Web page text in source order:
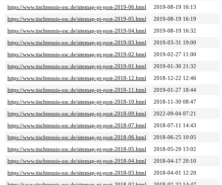
https://www.tischtennis-osc.de/sitemap-pt-post-2019-06.html
2019-08-19 16:13
https://www.tischtennis-osc.de/sitemap-pt-post-2019-05.html
2019-08-19 16:19
https://www.tischtennis-osc.de/sitemap-pt-post-2019-04.html
2019-08-19 16:32
https://www.tischtennis-osc.de/sitemap-pt-post-2019-03.html
2019-03-31 19:00
https://www.tischtennis-osc.de/sitemap-pt-post-2019-02.html
2019-02-27 11:00
https://www.tischtennis-osc.de/sitemap-pt-post-2019-01.html
2019-01-30 21:32
https://www.tischtennis-osc.de/sitemap-pt-post-2018-12.html
2018-12-22 12:46
https://www.tischtennis-osc.de/sitemap-pt-post-2018-11.html
2019-01-27 18:44
https://www.tischtennis-osc.de/sitemap-pt-post-2018-10.html
2018-11-30 08:47
https://www.tischtennis-osc.de/sitemap-pt-post-2018-09.html
2022-09-04 07:21
https://www.tischtennis-osc.de/sitemap-pt-post-2018-07.html
2018-07-11 14:43
https://www.tischtennis-osc.de/sitemap-pt-post-2018-06.html
2018-06-25 10:05
https://www.tischtennis-osc.de/sitemap-pt-post-2018-05.html
2018-05-29 13:02
https://www.tischtennis-osc.de/sitemap-pt-post-2018-04.html
2018-04-17 20:10
https://www.tischtennis-osc.de/sitemap-pt-post-2018-03.html
2018-04-01 12:20